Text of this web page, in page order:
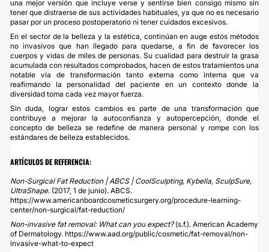
una mejor versión que incluye verse y sentirse bien consigo mismo sin
tener que distraerse de sus actividades habituales, ya que no es necesario
pasar por un proceso postoperatorio ni tener cuidados excesivos.
En el sector de la belleza y la estética, continúan en auge estos métodos
no invasivos que han llegado para quedarse, a fin de favorecer los
cuerpos y vidas de miles de personas. Su cualidad para destruir la grasa
acumulada con resultados comprobados, hacen de estos tratamientos una
notable vía de transformación tanto externa como interna que va
reafirmando la personalidad del paciente en un contexto donde la
diversidad toma cada vez mayor fuerza.
Sin duda, lograr estos cambios es parte de una transformación que
contribuye a mejorar la autoconfianza y autopercepción, donde el
concepto de belleza se redefine de manera personal y rompe con los
estándares de belleza establecidos.
ARTÍCULOS DE REFERENCIA:
Non-Surgical Fat Reduction | ABCS | CoolSculpting, Kybella, SculpSure,
UltraShape. (2017, 1 de junio). ABCS.
https://www.americanboardcosmeticsurgery.org/procedure-learning-
center/non-surgical/fat-reduction/
Non-invasive fat removal: What can you expect?(s.f.). American Academy
of Dermatology. https://www.aad.org/public/cosmetic/fat-removal/non-
invasive-what-to-expect